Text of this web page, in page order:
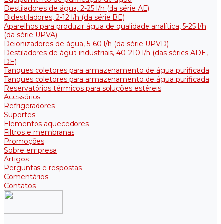
Destiladores de água, 2-25 l/h (da série АE)
Bidestiladores, 2-12 l/h (da série BE)
Aparelhos para produzir água de qualidade analítica, 5-25 l/h
(da série UPVA)
Deionizadores de água, 5-60 l/h (da série UPVD)
Destiladores de água industriais, 40-210 l/h (das séries ADE,
DE)
Tanques coletores para armazenamento de água purificada
Tanques coletores para armazenamento de água purificada
Reservatórios térmicos para soluções estéreis
Acessórios
Refrigeradores
Suportes
Elementos aquecedores
Filtros e membranas
Promoções
Sobre empresa
Artigos
Perguntas e respostas
Comentários
Contatos